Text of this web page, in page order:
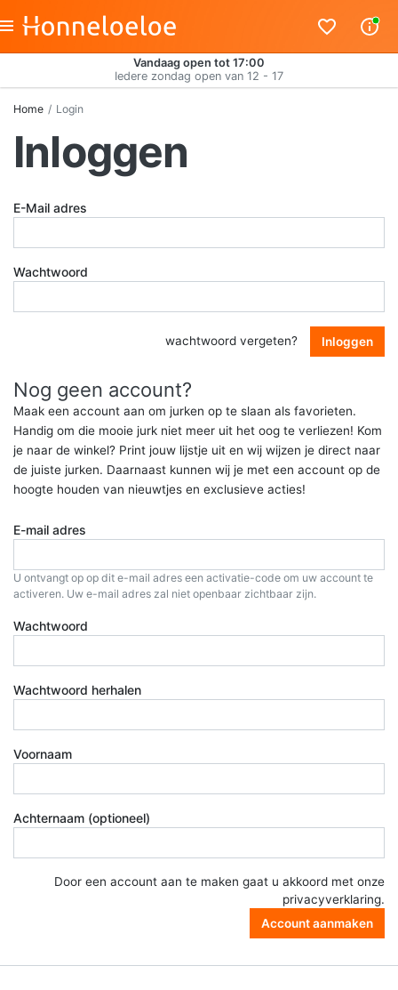
Vandaag open tot 17:00
Iedere zondag open van 12 - 17
Home Login
Inloggen
E-Mail adres
Wachtwoord
wachtwoord vergeten? Inloggen
Nog geen account?
Maak een account aan om jurken op te slaan als favorieten.
Handig om die mooie jurk niet meer uit het oog te verliezen! Kom
je naar de winkel? Print jouw lijstje uit en wij wijzen je direct naar
de juiste jurken. Daarnaast kunnen wij je met een account op de
hoogte houden van nieuwtjes en exclusieve acties!
E-mail adres
U ontvangt op op dit e-mail adres een activatie-code om uw account te
activeren. Uw e-mail adres zal niet openbaar zichtbaar zijn.
Wachtwoord
Wachtwoord herhalen
Voornaam
Achternaam (optioneel)
Door een account aan te maken gaat u akkoord met onze
privacyverklaring.
Account aanmaken